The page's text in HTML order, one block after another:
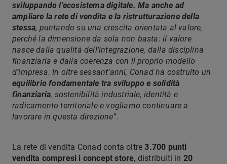
sviluppando l’ecosistema digitale. Ma anche ad
ampliare la rete di vendita e la ristrutturazione della
stessa, puntando su una crescita orientata al valore,
perché la dimensione da sola non basta: il valore
nasce dalla qualità dell’integrazione, dalla disciplina
finanziaria e dalla coerenza con il proprio modello
d’impresa. In oltre sessant’anni, Conad ha costruito un
equilibrio fondamentale tra sviluppo e solidità
finanziaria, sostenibilità industriale, identità e
radicamento territoriale e vogliamo continuare a
lavorare in questa direzione”.
La rete di vendita Conad conta oltre3.700 punti
vendita compresi i concept store, distribuiti in 20